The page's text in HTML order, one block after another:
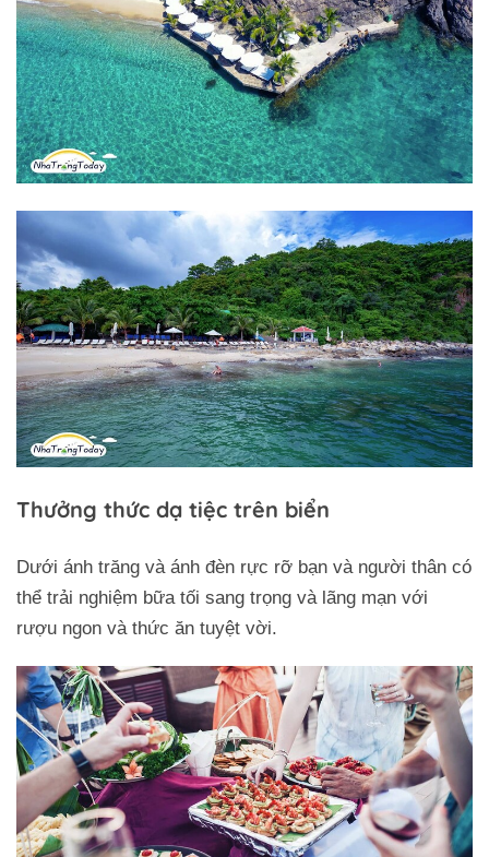
Thưởng thức dạ tiệc trên biển
Dưới ánh trăng và ánh đèn rực rỡ bạn và người thân có
thể trải nghiệm bữa tối sang trọng và lãng mạn với
rượu ngon và thức ăn tuyệt vời.